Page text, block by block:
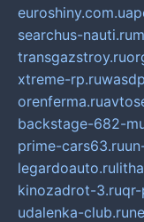
euroshiny.com.ua
searchus-nauti.ru
transgazstroy.ru
xtreme-rp.ru
orenferma.ru
backstage-682-
prime-cars63.ru
legardoauto.ru
kinozadrot-3.ruqr-
udalenka-club.ru